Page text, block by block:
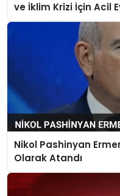
ve İklim Krizi İçin Acil
Nikol Pashinyan
Olarak Atandı